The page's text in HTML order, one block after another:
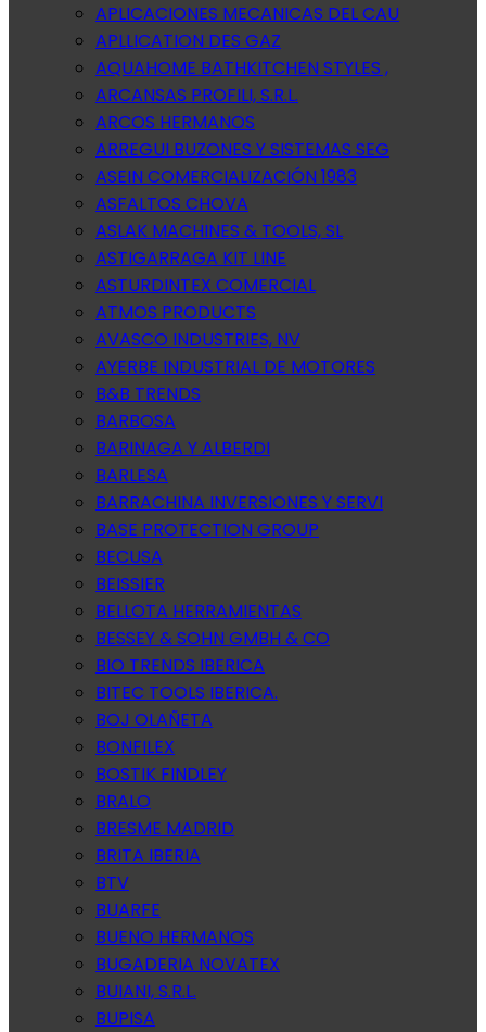
APLICACIONES MECANICAS DEL CAU
APLLICATION DES GAZ
AQUAHOME BATHKITCHEN STYLES ,
ARCANSAS PROFILI, S.R.L.
ARCOS HERMANOS
ARREGUI BUZONES Y SISTEMAS SEG
ASEIN COMERCIALIZACIÓN 1983
ASFALTOS CHOVA
ASLAK MACHINES & TOOLS, SL
ASTIGARRAGA KIT LINE
ASTURDINTEX COMERCIAL
ATMOS PRODUCTS
AVASCO INDUSTRIES, NV
AYERBE INDUSTRIAL DE MOTORES
B&B TRENDS
BARBOSA
BARINAGA Y ALBERDI
BARLESA
BARRACHINA INVERSIONES Y SERVI
BASE PROTECTION GROUP
BECUSA
BEISSIER
BELLOTA HERRAMIENTAS
BESSEY & SOHN GMBH & CO
BIO TRENDS IBERICA
BITEC TOOLS IBERICA.
BOJ OLAÑETA
BONFILEX
BOSTIK FINDLEY
BRALO
BRESME MADRID
BRITA IBERIA
BTV
BUARFE
BUENO HERMANOS
BUGADERIA NOVATEX
BUIANI, S.R.L.
BUPISA